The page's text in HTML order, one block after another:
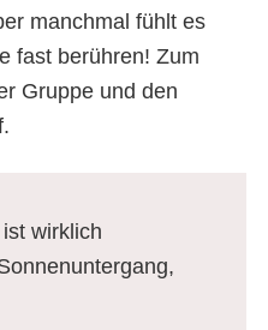
manchmal fühlt es
fast berühren! Zum
Gruppe und den
wirklich